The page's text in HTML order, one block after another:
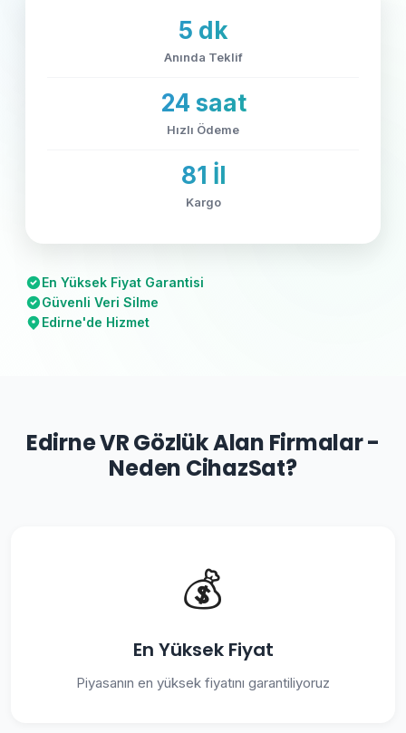
5 dk
Anında Teklif
24 saat
Hızlı Ödeme
81 İl
Kargo
En Yüksek Fiyat Garantisi
Güvenli Veri Silme
Edirne'de Hizmet
Edirne VR Gözlük Alan Firmalar -
Neden CihazSat?
💰
En Yüksek Fiyat
Piyasanın en yüksek fiyatını garantiliyoruz